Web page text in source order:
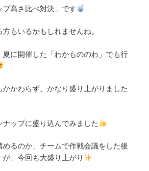
プ高さ比べ対決」です
もいるかもしれませんね。
夏に開催した「わかもののわ」でも行
かわらず、かなり盛り上がりました
ップに盛り込んでみました
めるのか、チームで作戦会議をした後
、今回も大盛り上がり